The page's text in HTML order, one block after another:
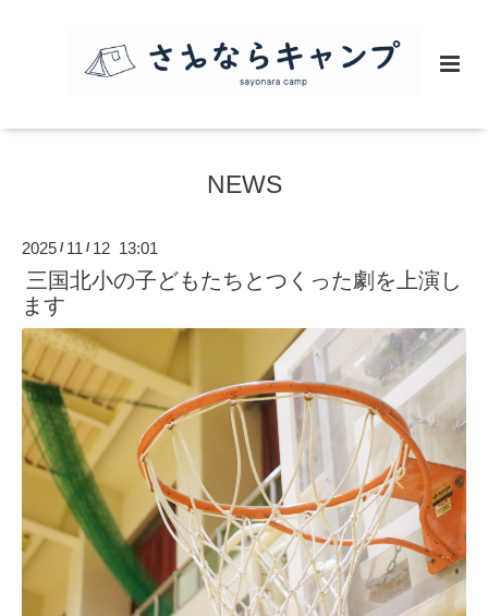
NEWS
2025 / 11 / 12 13:01
三国北小の子どもたちとつくった劇を上演し
ます